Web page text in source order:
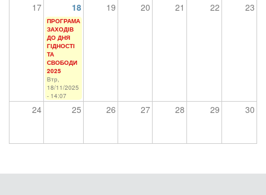
17 18 19 20 21 22 23
ПРОГРАМА
ЗАХОДІВ
ДО ДНЯ
ГІДНОСТІ
ТА
СВОБОДИ
2025
Втр,
18/11/2025
- 14:07
24 25 26 27 28 29 30